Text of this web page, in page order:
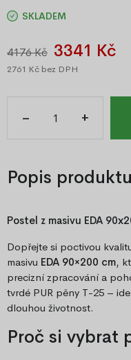
SKLADEM
4176 Kč 3341 Kč
2761 Kč bez DPH
– +
Popis produktu
Postel z masivu EDA
Dopřejte si poctivou
masivu EDA 90×200 cm,
precizní zpracování a
tvrdé PUR pěny T-25 –
dlouhou životnost.
Proč si vybrat